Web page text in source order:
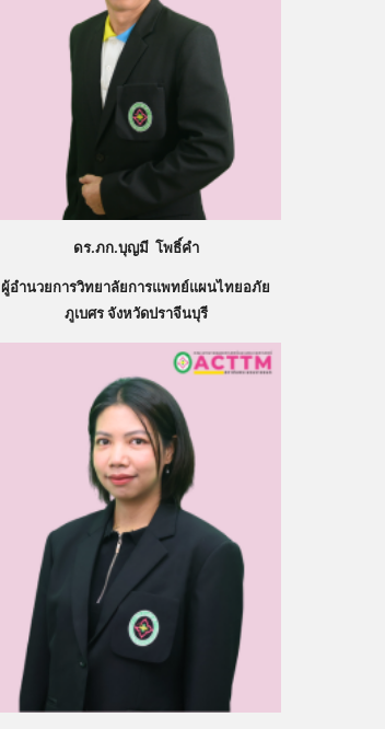
ดร.ภก.บุญมี โพธิ์คำ
ผู้อำนวยการวิทยาลัยการแพทย์แผนไทยอภัย
ภูเบศร จังหวัดปราจีนบุรี